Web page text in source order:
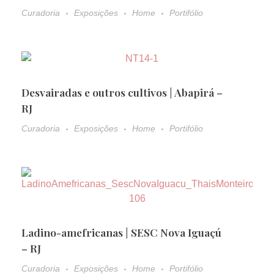
Curadoria Exposições Home Portifólio
Desvairadas e outros cultivos | Abapirá –
RJ
Curadoria Exposições Home Portifólio
Ladino-amefricanas | SESC Nova Iguaçú
– RJ
Curadoria Exposições Home Portifólio